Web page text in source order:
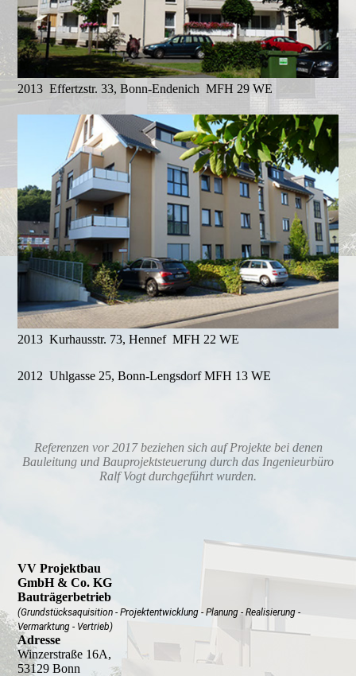
2013 Effertzstr. 33, Bonn-Endenich MFH 29 WE
2013 Kurhausstr. 73, Hennef MFH 22 WE
2012 Uhlgasse 25, Bonn-Lengsdorf MFH 13 WE
Referenzen vor 2017 beziehen sich auf Projekte bei denen
Bauleitung und Bauprojektsteuerung durch das Ingenieurbüro
Ralf Vogt durchgeführt wurden.
VV Projektbau
GmbH & Co. KG
Bauträgerbetrieb
(Grundstücksaquisition - Projektentwicklung - Planung - Realisierung -
Vermarktung - Vertrieb)
Adresse
Winzerstraße 16A,
53129 Bonn